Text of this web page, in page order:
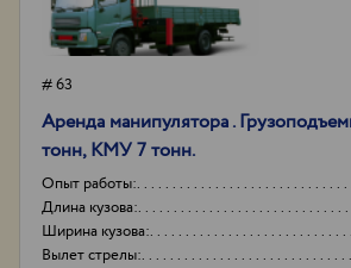
# 63
Аренда манипулятора .
тонн, КМУ 7 тонн.
Опыт работы:
Длина кузова:
Ширина кузова:
Вылет стрелы: